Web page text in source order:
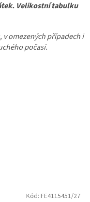
Velikostní tabulku
omezených případech i
počasí.
Kód: FE4115451/27